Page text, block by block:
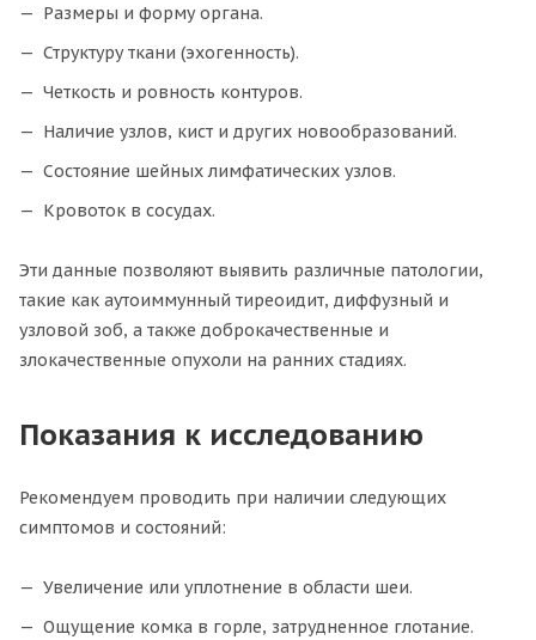
Размеры и форму органа.
Структуру ткани (эхогенность).
Четкость и ровность контуров.
Наличие узлов, кист и других новообразований.
Состояние шейных лимфатических узлов.
Кровоток в сосудах.
Эти данные позволяют выявить различные патологии,
такие как аутоиммунный тиреоидит, диффузный и
узловой зоб, а также доброкачественные и
злокачественные опухоли на ранних стадиях.
Показания к исследованию
Рекомендуем проводить при наличии следующих
симптомов и состояний:
Увеличение или уплотнение в области шеи.
Ощущение комка в горле, затрудненное глотание.